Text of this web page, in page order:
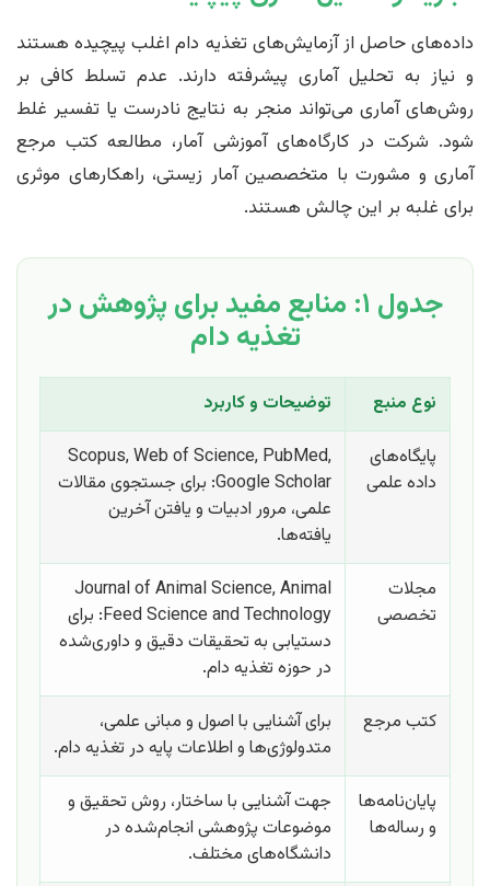
داده‌های حاصل از آزمایش‌های تغذیه دام اغلب پیچیده هستند
و نیاز به تحلیل آماری پیشرفته دارند. عدم تسلط کافی بر
روش‌های آماری می‌تواند منجر به نتایج نادرست یا تفسیر غلط
شود. شرکت در کارگاه‌های آموزشی آمار، مطالعه کتب مرجع
آماری و مشورت با متخصصین آمار زیستی، راهکارهای موثری
برای غلبه بر این چالش هستند.
جدول ۱: منابع مفید برای پژوهش در
تغذیه دام
نوع منبع
توضیحات و کاربرد
پایگاه‌های
داده علمی
Scopus, Web of Science, PubMed,
Google Scholar: برای جستجوی مقالات
علمی، مرور ادبیات و یافتن آخرین
یافته‌ها.
مجلات
تخصصی
Journal of Animal Science, Animal
Feed Science and Technology: برای
دستیابی به تحقیقات دقیق و داوری‌شده
در حوزه تغذیه دام.
کتب مرجع
برای آشنایی با اصول و مبانی علمی،
متدولوژی‌ها و اطلاعات پایه در تغذیه دام.
پایان‌نامه‌ها
و رساله‌ها
جهت آشنایی با ساختار، روش تحقیق و
موضوعات پژوهشی انجام‌شده در
دانشگاه‌های مختلف.